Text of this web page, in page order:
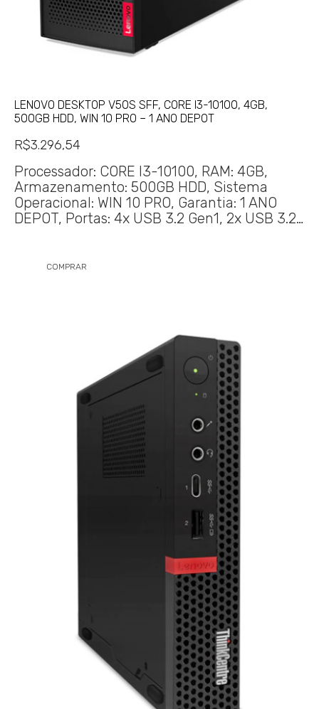
LENOVO DESKTOP V50S SFF, CORE I3-10100, 4GB,
500GB HDD, WIN 10 PRO – 1 ANO DEPOT
R$3.296,54
Processador: CORE I3-10100, RAM: 4GB,
Armazenamento: 500GB HDD, Sistema
Operacional: WIN 10 PRO, Garantia: 1 ANO
DEPOT, Portas: 4x USB 3.2 Gen1, 2x USB 3.2…
COMPRAR